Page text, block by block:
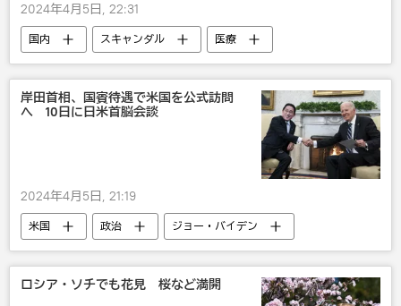
2024年4月5日, 22:31
国内 スキャンダル 医療
岸田首相、国賓待遇で米国を公式訪問
へ 10日に日米首脳会談
2024年4月5日, 21:19
米国 政治
ジョー・バイデン
ホンダ
国際
国内
岸田文雄
ロシア・ソチでも花見 桜など満開